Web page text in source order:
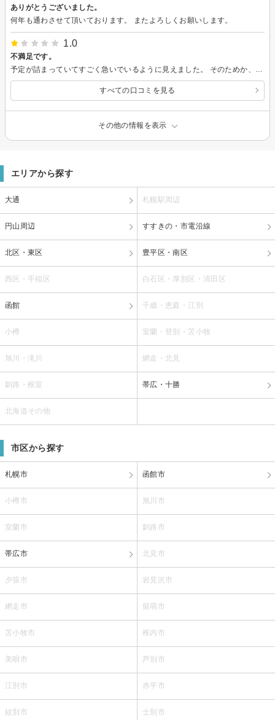
ありがとうございました。
何年も通わさせて頂いております。 またよろしくお願いします。
1.0
不満足です。
すべての口コミを見る
その他の情報を表示
エリアから探す
大通 札幌駅周辺
円山周辺 すすきの・市電沿線
北区・東区 豊平区・南区
西区・手稲区 白石区・厚別区・清田区
函館 千歳・恵庭・江別
小樽 室蘭・登別・苫小牧
旭川・滝川 網走・北見
釧路・根室 帯広・十勝
北海道その他
市区から探す
札幌市 函館市
小樽市 旭川市
室蘭市 釧路市
帯広市 北見市
夕張市 岩見沢市
網走市 留萌市
苫小牧市 稚内市
美唄市 芦別市
江別市 赤平市
紋別市 士別市